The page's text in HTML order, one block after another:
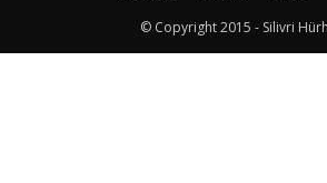
© Copyright 2015 - Silivri